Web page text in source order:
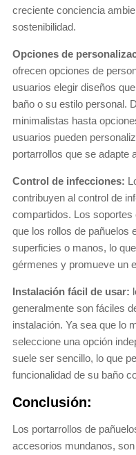
creciente conciencia
sostenibilidad.
Opciones de
ofrecen opciones de
usuarios elegir diseños
baño o su estilo personal.
minimalistas hasta
usuarios pueden
portarrollos que se adapte
Control de infecciones:
contribuyen al control de
compartidos. Los
que los rollos de pañuelos
superficies o manos, lo
gérmenes y promueve un
Instalación fácil de usar:
generalmente son fáciles
instalación. Ya sea que lo
seleccione una opción
suele ser sencillo, lo que
funcionalidad de su baño
Conclusión:
Los portarrollos de
accesorios mundanos,